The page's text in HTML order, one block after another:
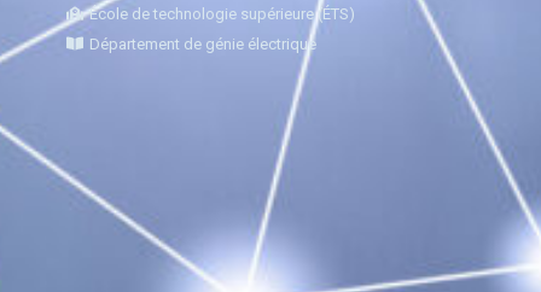
École de technologie supérieure (ÉTS)
Département de génie électrique